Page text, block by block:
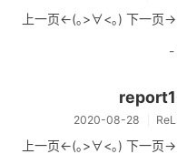
上一页<-(｡>∀<｡) 下一页-
-
2020-08-28
上一页<-(｡>∀<｡) 下一页-